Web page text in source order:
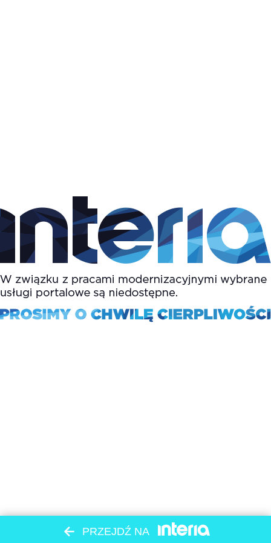
PRZEJDŹ NA